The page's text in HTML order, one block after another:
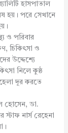
হাসপাতাল
হয়। পরে সেখানে
ও পরিবার
চিকিৎসা ও
উদ্দেশ্যে
নিলে কুষ্ঠ
দূর করতে
হোসেন, ডা.
নার্স রেহেনা